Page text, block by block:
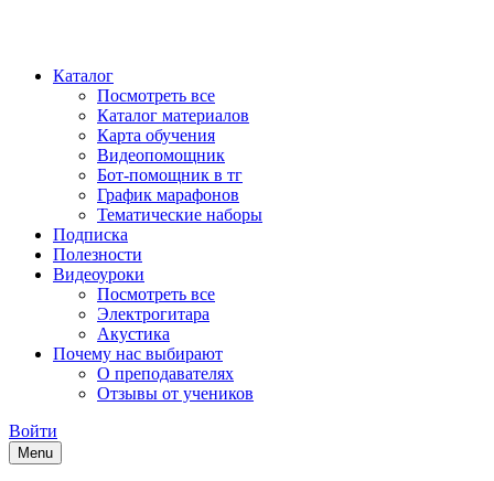
Каталог
Посмотреть все
Каталог материалов
Карта обучения
Видеопомощник
Бот-помощник в тг
График марафонов
Тематические наборы
Подписка
Полезности
Видеоуроки
Посмотреть все
Электрогитара
Акустика
Почему нас выбирают
О преподавателях
Отзывы от учеников
Войти
Menu